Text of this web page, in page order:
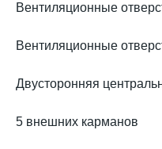
Вентиляционные
Вентиляционные
Двусторонняя
5 внешних карманов